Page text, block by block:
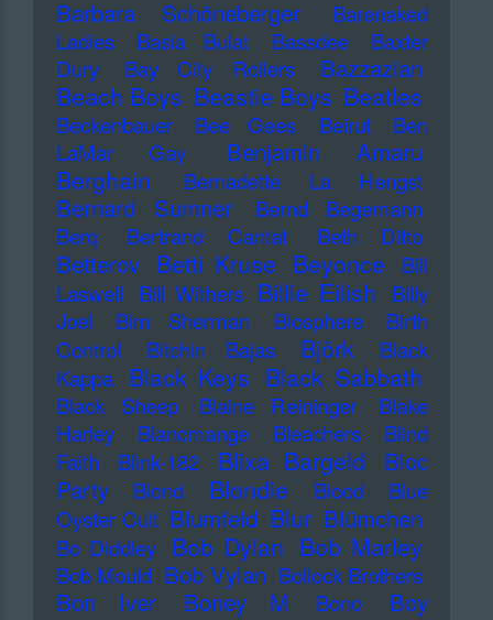
Barbara Schöneberger
Barenaked
Ladies
Basia Bulat Bassdee
Baxter
Dury
Bay City Rollers Bazzazian
Beach Boys Beastie Boys Beatles
Beckenbauer Bee Gees Beirut
Ben
LaMar Gay
Benjamin Amaru
Berghain Bernadette La Hengst
Bernard Sumner
Bernd Begemann
Berq
Bertrand Cantat Beth Ditto
Betterov Betti Kruse Beyonce
Bill
Laswell
Bill Withers Billie Eilish
Billy
Joel
Bim Sherman Biosphere
Birth
Control
Bitchin Bajas Björk
Black
Kappa Black Keys Black Sabbath
Black Sheep Blaine Reininger
Blake
Harley
Blancmange Bleachers
Blind
Faith
Blink-182 Blixa Bargeld
Bloc
Party
Blond Blondie Blood
Blue
Oyster Cult Blumfeld Blur Blümchen
Bo Diddley Bob Dylan Bob Marley
Bob Mould Bob Vylan Bollock Brothers
Bon Iver Boney M Bono
Boy